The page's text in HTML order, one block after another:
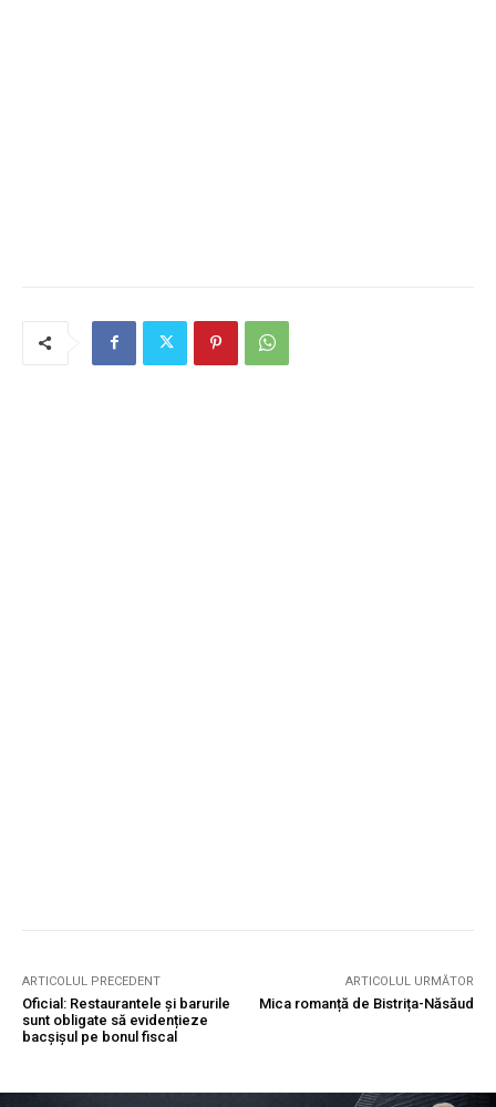
ARTICOLUL PRECEDENT
Oficial: Restaurantele și barurile
sunt obligate să evidențieze
bacșișul pe bonul fiscal
ARTICOLUL URMĂTOR
Mica romanță de Bistrița-Năsăud